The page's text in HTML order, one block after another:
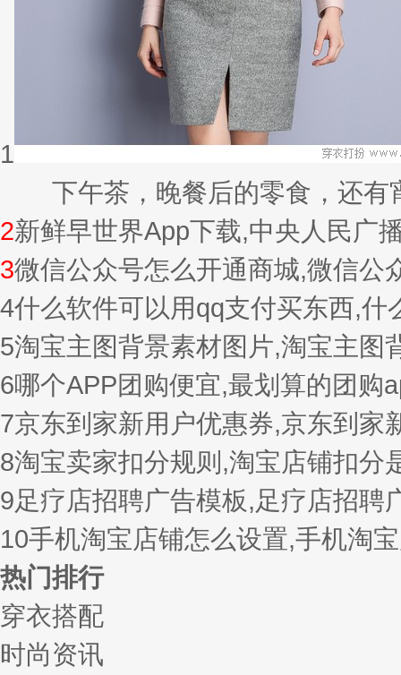
1
下午茶，晚餐后的零食，还有
2新鲜早世界App下载,中央人民广
3微信公众号怎么开通商城,微信公
4什么软件可以用qq支付买东西,什
5淘宝主图背景素材图片,淘宝主图
6哪个APP团购便宜,最划算的团购
7京东到家新用户优惠券,京东到家
8淘宝卖家扣分规则,淘宝店铺扣分
9足疗店招聘广告模板,足疗店招聘
10手机淘宝店铺怎么设置,手机淘
热门排行
穿衣搭配
时尚资讯